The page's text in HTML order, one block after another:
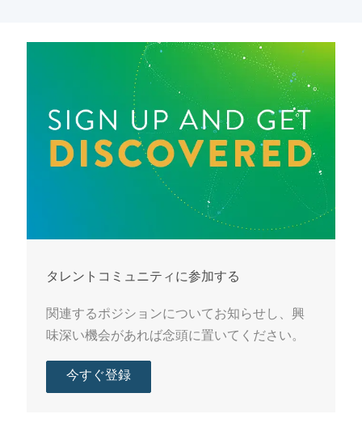
タレントコミュニティに参加する
関連するポジションについてお知らせし、興
味深い機会があれば念頭に置いてください。
今すぐ登録